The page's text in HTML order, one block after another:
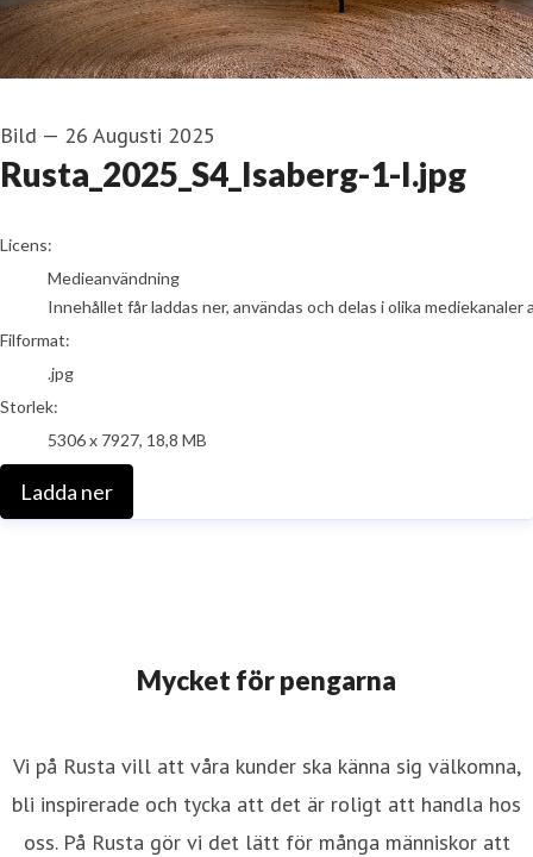
Bild — 26 Augusti 2025
Rusta_2025_S4_Isaberg-1-I.jpg
go to media item
Licens:
Medieanvändning
Innehållet får laddas ner, användas och delas i olika
Filformat:
.jpg
Storlek:
5306 x 7927, 18,8 MB
Ladda ner
Mycket för pengarna
Vi på Rusta vill att våra kunder ska känna sig välkomna,
bli inspirerade och tycka att det är roligt att handla hos
oss. På Rusta gör vi det lätt för många människor att